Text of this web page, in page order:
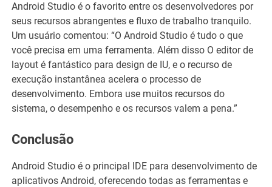
Android Studio é o favorito entre os desenvolvedores por
seus recursos abrangentes e fluxo de trabalho tranquilo.
Um usuário comentou: “O Android Studio é tudo o que
você precisa em uma ferramenta. Além disso O editor de
layout é fantástico para design de IU, e o recurso de
execução instantânea acelera o processo de
desenvolvimento. Embora use muitos recursos do
sistema, o desempenho e os recursos valem a pena.”
Conclusão
Android Studio é o principal IDE para desenvolvimento de
aplicativos Android, oferecendo todas as ferramentas e